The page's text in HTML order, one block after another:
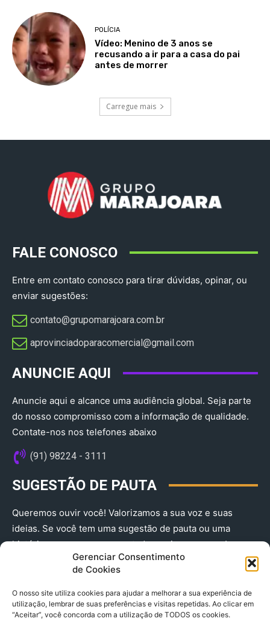
Gerenciar Consentimento
de Cookies
O nosso site utiliza cookies para ajudar a melhorar a sua experiência de
utilização, lembrar de suas preferências e visitas repetidas. Ao clicar em
“Aceitar”, você concorda com a utilização de TODOS os cookies.
POLÍCIA
Vídeo: Menino de 3 anos se
recusando a ir para a casa do pai
antes de morrer
Carregue mais
FALE CONOSCO
Entre em contato conosco para tirar dúvidas, opinar, ou
enviar sugestões:
contato@grupomarajoara.com.br
aprovinciadoparacomercial@gmail.com​
ANUNCIE AQUI
Anuncie aqui e alcance uma audiência global. Seja parte
do nosso compromisso com a informação de qualidade.
Contate-nos nos telefones abaixo
(91) 98224 - 3111
SUGESTÃO DE PAUTA
Queremos ouvir você! Valorizamos a sua voz e suas
ideias. Se você tem uma sugestão de pauta ou uma
história que merece ser contada, envie-nos agora!
(91) 98224 - 3111